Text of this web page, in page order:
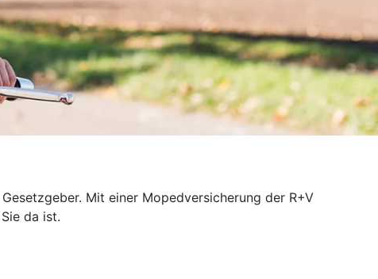
Mit einer Mopedversicherung der R+V
da ist.